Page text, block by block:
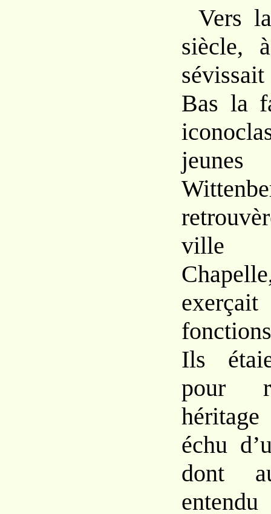
Vers
siècle,
sévissait
Bas la
jeunes
ville
Ils
pour
échu
dont
entendu